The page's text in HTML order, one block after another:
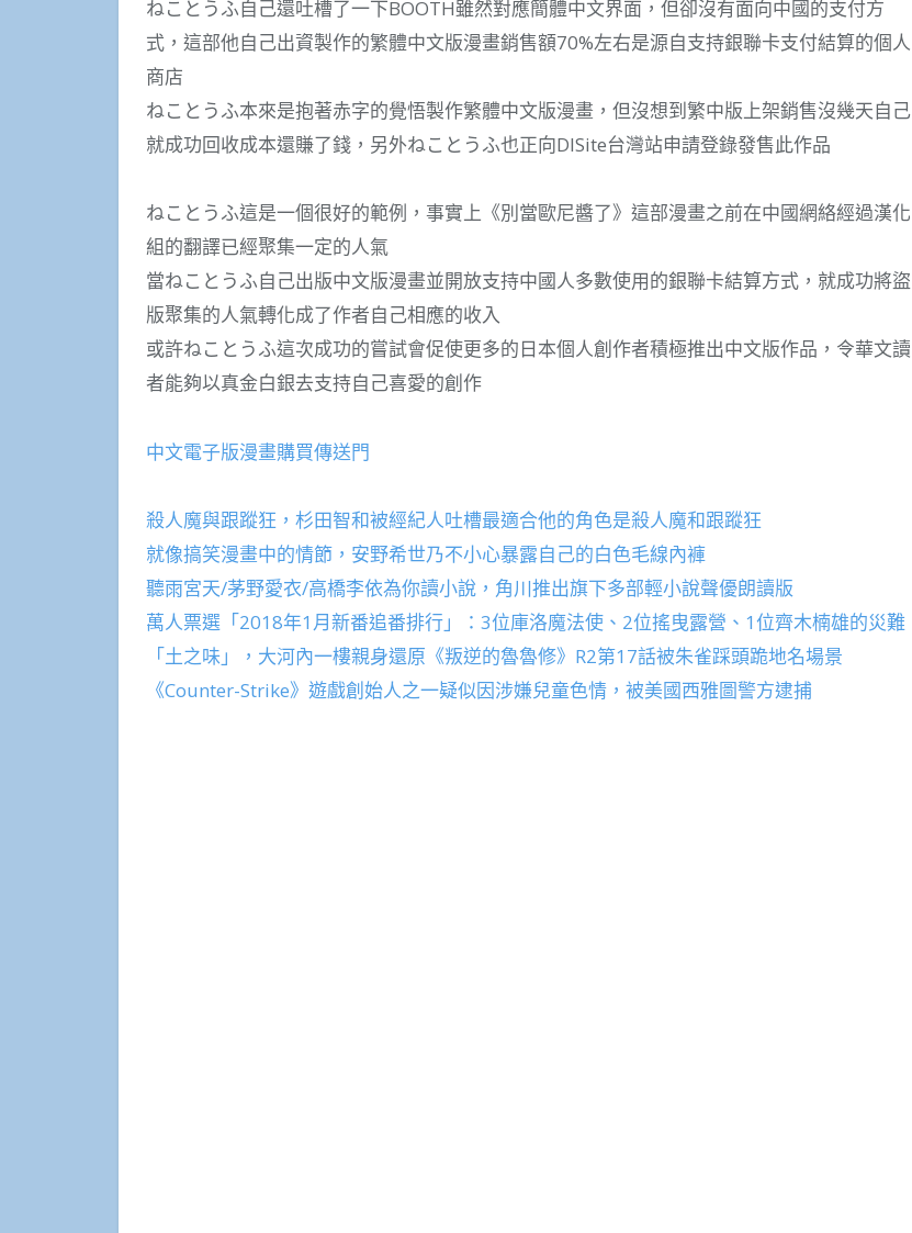
ねことうふ自己還吐槽了一下BOOTH雖然對應簡體中文界面，但卻沒有面向中國的支付方
式，這部他自己出資製作的繁體中文版漫畫銷售額70%左右是源自支持銀聯卡支付結算的個人
商店
ねことうふ本來是抱著赤字的覺悟製作繁體中文版漫畫，但沒想到繁中版上架銷售沒幾天自己
就成功回收成本還賺了錢，另外ねことうふ也正向DlSite台灣站申請登錄發售此作品
ねことうふ這是一個很好的範例，事實上《別當歐尼醬了》這部漫畫之前在中國網絡經過漢化
組的翻譯已經聚集一定的人氣
當ねことうふ自己出版中文版漫畫並開放支持中國人多數使用的銀聯卡結算方式，就成功將盜
版聚集的人氣轉化成了作者自己相應的收入
或許ねことうふ這次成功的嘗試會促使更多的日本個人創作者積極推出中文版作品，令華文讀
者能夠以真金白銀去支持自己喜愛的創作
中文電子版漫畫購買傳送門
殺人魔與跟蹤狂，杉田智和被經紀人吐槽最適合他的角色是殺人魔和跟蹤狂
就像搞笑漫畫中的情節，安野希世乃不小心暴露自己的白色毛線內褲
聽雨宮天/茅野愛衣/高橋李依為你讀小說，角川推出旗下多部輕小說聲優朗讀版
萬人票選「2018年1月新番追番排行」：3位庫洛魔法使、2位搖曳露營、1位齊木楠雄的災難
「土之味」，大河內一樓親身還原《叛逆的魯魯修》R2第17話被朱雀踩頭跪地名場景
《Counter-Strike》遊戲創始人之一疑似因涉嫌兒童色情，被美國西雅圖警方逮捕